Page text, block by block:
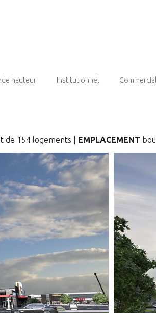
hauteur Institutionnel Commercial
de 154 logements | EMPLACEMENT